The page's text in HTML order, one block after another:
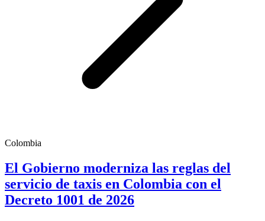
Colombia
El Gobierno moderniza las reglas del
servicio de taxis en Colombia con el
Decreto 1001 de 2026